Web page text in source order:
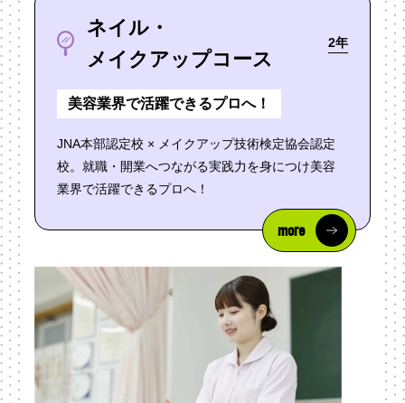
ネイル・
メイクアップコース
2年
美容業界で活躍できるプロへ！
JNA本部認定校 × メイクアップ技術検定協会認定
校。就職・開業へつながる実践力を身につけ美容
業界で活躍できるプロへ！
more